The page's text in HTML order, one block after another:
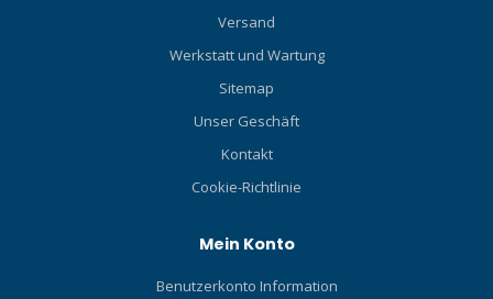
Versand
Werkstatt und Wartung
Sitemap
Unser Geschäft
Kontakt
Cookie-Richtlinie
Mein Konto
Benutzerkonto Information